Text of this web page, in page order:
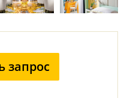
запрос